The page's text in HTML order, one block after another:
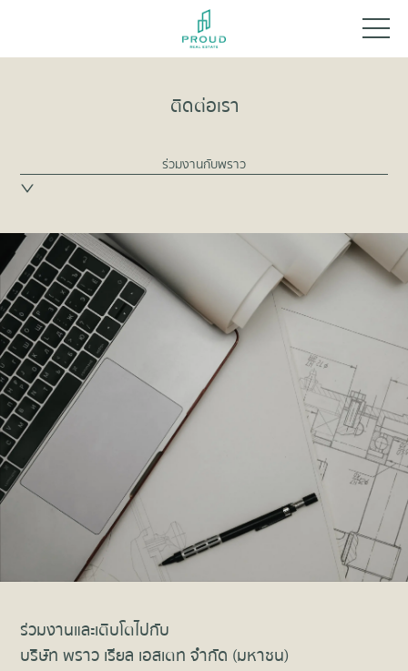
ติดต่อเรา
ร่วมงานกับพราว
ร่วมงานและเติบโตไปกับ
บริษัท พราว เรียล เอสเตท จำกัด (มหาชน)